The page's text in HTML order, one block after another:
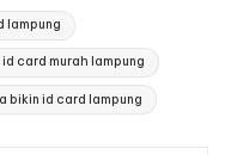
lampung
id card murah lampung
bikin id card lampung